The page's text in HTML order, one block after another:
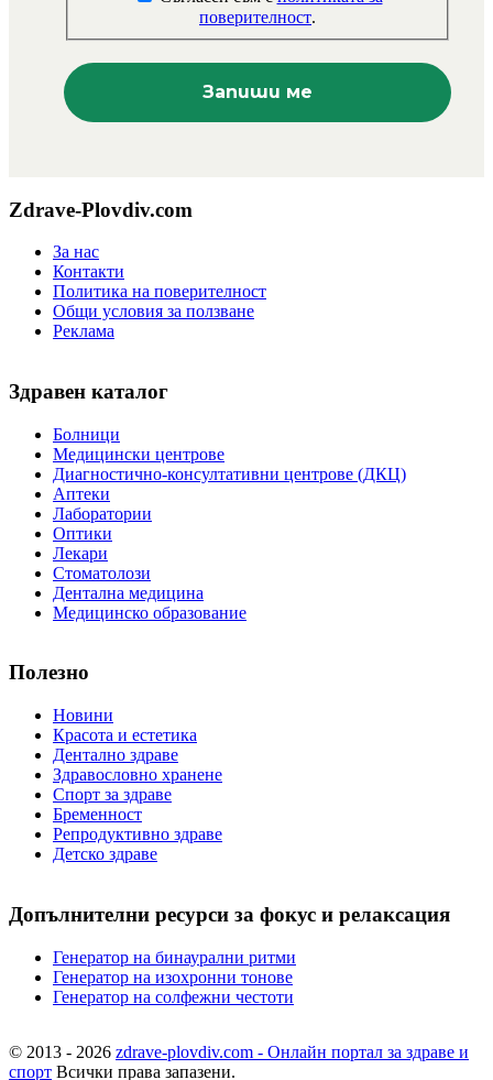
поверителност.
Zdrave-Plovdiv.com
За нас
Контакти
Политика на поверителност
Общи условия за ползване
Реклама
Здравен каталог
Болници
Медицински центрове
Диагностично-консултативни центрове (ДКЦ)
Аптеки
Лаборатории
Оптики
Лекари
Стоматолози
Дентална медицина
Медицинско образование
Полезно
Новини
Красота и естетика
Дентално здраве
Здравословно хранене
Спорт за здраве
Бременност
Репродуктивно здраве
Детско здраве
Допълнителни ресурси за фокус и релаксация
Генератор на бинаурални ритми
Генератор на изохронни тонове
Генератор на солфежни честоти
© 2013 - 2026 zdrave-plovdiv.com - Онлайн портал за здраве и
спорт Всички права запазени.